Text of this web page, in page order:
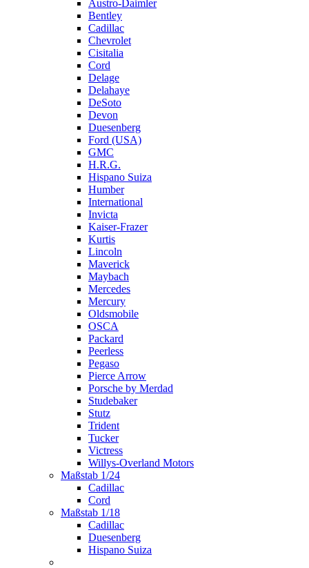
Austro-Daimler
Bentley
Cadillac
Chevrolet
Cisitalia
Cord
Delage
Delahaye
DeSoto
Devon
Duesenberg
Ford (USA)
GMC
H.R.G.
Hispano Suiza
Humber
International
Invicta
Kaiser-Frazer
Kurtis
Lincoln
Maverick
Maybach
Mercedes
Mercury
Oldsmobile
OSCA
Packard
Peerless
Pegaso
Pierce Arrow
Porsche by Merdad
Studebaker
Stutz
Trident
Tucker
Victress
Willys-Overland Motors
Maßstab 1/24
Cadillac
Cord
Maßstab 1/18
Cadillac
Duesenberg
Hispano Suiza